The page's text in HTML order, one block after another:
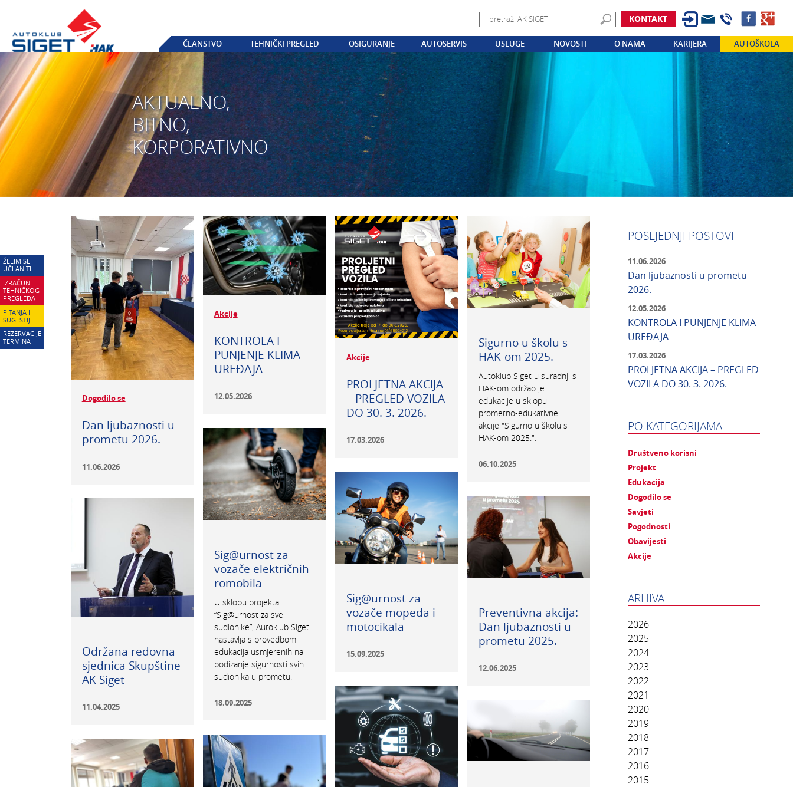
KONTAKT
ČLANSTVO TEHNIČKI PREGLED OSIGURANJE AUTOSERVIS USLUGE NOVOSTI O NAMA KARIJERA AUTOŠKOLA
ŽELIM SE
UČLANITI
IZRAČUN
TEHNIČKOG
PREGLEDA
PITANJA I
SUGESTIJE
REZERVACIJE
TERMINA
AKTUALNO,
BITNO,
KORPORATIVNO
Dogodilo se
Dan ljubaznosti u
prometu 2026.
11.06.2026
Akcije
KONTROLA I
PUNJENJE KLIMA
UREĐAJA
12.05.2026
Akcije
PROLJETNA AKCIJA
– PREGLED VOZILA
DO 30. 3. 2026.
17.03.2026
Sigurno u školu s
HAK-om 2025.
Autoklub Siget u suradnji s
HAK-om održao je
edukacije u sklopu
prometno-edukativne
akcije "Sigurno u školu s
HAK-om 2025.".
06.10.2025
Sig@urnost za
vozače električnih
romobila
U sklopu projekta
“Sig@urnost za sve
sudionike”, Autoklub Siget
nastavlja s provedbom
edukacija usmjerenih na
podizanje sigurnosti svih
sudionika u prometu.
18.09.2025
Sig@urnost za
vozače mopeda i
motocikala
15.09.2025
Preventivna akcija:
Dan ljubaznosti u
prometu 2025.
12.06.2025
Održana redovna
sjednica Skupštine
AK Siget
11.04.2025
POSLJEDNJI POSTOVI
11.06.2026
Dan ljubaznosti u prometu
2026.
12.05.2026
KONTROLA I PUNJENJE KLIMA
UREĐAJA
17.03.2026
PROLJETNA AKCIJA – PREGLED
VOZILA DO 30. 3. 2026.
PO KATEGORIJAMA
Društveno korisni
Projekt
Edukacija
Dogodilo se
Savjeti
Pogodnosti
Obavijesti
Akcije
ARHIVA
2026
2025
2024
2023
2022
2021
2020
2019
2018
2017
2016
2015